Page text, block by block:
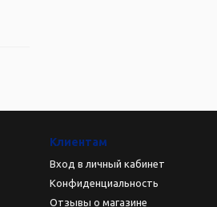
Клиентам
Вход в личный кабинет
Конфиденциальность
Отзывы о магазине